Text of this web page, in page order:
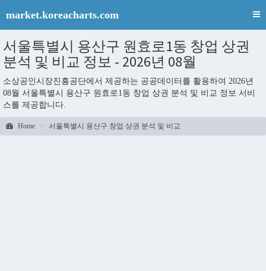
market.koreacharts.com
서울특별시 용산구 원효로1동 창업 상권
분석 및 비교 정보 - 2026년 08월
소상공인시장진흥공단에서 제공하는 공공데이터를 활용하여 2026년
08월 서울특별시 용산구 원효로1동 창업 상권 분석 및 비교 정보 서비
스를 제공합니다.
Home 서울특별시 용산구 창업 상권 분석 및 비교